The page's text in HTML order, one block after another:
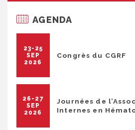
AGENDA
23-25
SEP
2026
Congrès du CGRF
26-27
SEP
2026
Journées de
Internes en